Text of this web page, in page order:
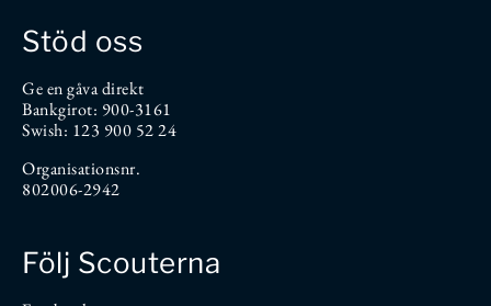
Stöd oss
Ge en gåva direkt
Bankgirot: 900-3161
Swish: 123 900 52 24
Organisationsnr.
802006-2942
Följ Scouterna